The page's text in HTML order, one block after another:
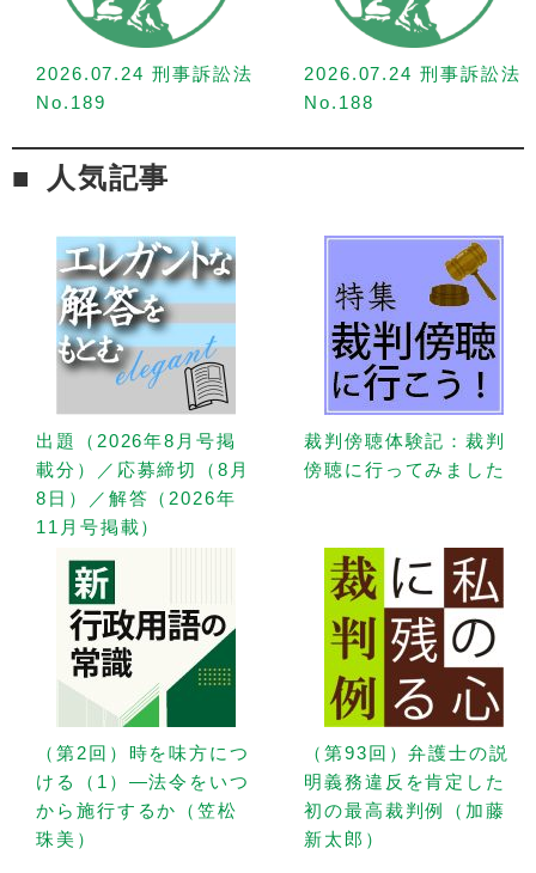
2026.07.24 刑事訴訟法
No.189
2026.07.24 刑事訴訟法
No.188
人気記事
出題（2026年8月号掲
載分）／応募締切（8月
8日）／解答（2026年
11月号掲載）
裁判傍聴体験記：裁判
傍聴に行ってみました
（第2回）時を味方につ
ける（1）—法令をいつ
から施行するか（笠松
珠美）
（第93回）弁護士の説
明義務違反を肯定した
初の最高裁判例（加藤
新太郎）